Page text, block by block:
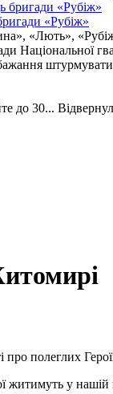
«Рубіж»
«Лють»,
Національної
до 30...
полеглих Героїв
у нашій